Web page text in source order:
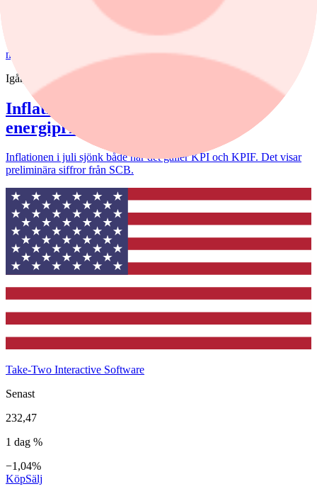
upp farten. Under årets första sex månader slog fonden sitt
jämförelseindex med 5,6 procentenheter. Hon har också plockat in
ett nytt finskt bolag i portföljen.
nyheter
Igår, 08:19
Inflationen sjunker i takt med
energipriserna
Inflationen i juli sjönk både när det gäller KPI och KPIF. Det visar
preliminära siffror från SCB.
Take-Two Interactive Software
Senast
232,47
1 dag %
−1,04%
KöpSälj